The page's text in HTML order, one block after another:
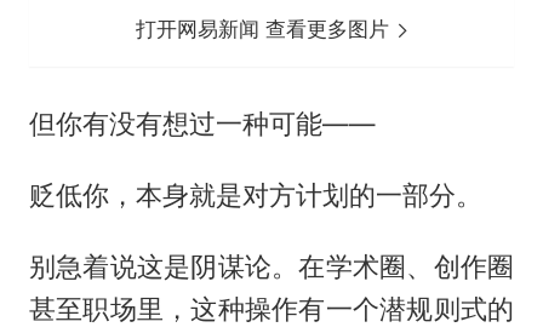
打开网易新闻 查看更多图片
但你有没有想过一种可能——
贬低你，本身就是对方计划的一部分。
别急着说这是阴谋论。在学术圈、创作圈
甚至职场里，这种操作有一个潜规则式的